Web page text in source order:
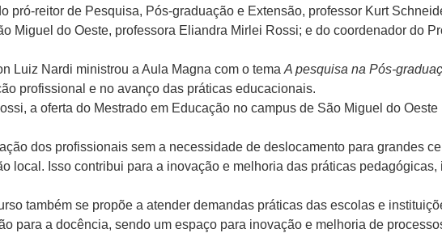
pró-reitor de Pesquisa, Pós-graduação e Extensão, professor Kurt
Miguel do Oeste, professora Eliandra Mirlei Rossi; e do coordenador do
Luiz Nardi ministrou a Aula Magna com o tema A pesquisa na Pós-
profissional e no avanço das práticas educacionais.
a oferta do Mestrado em Educação no campus de São Miguel do
dos profissionais sem a necessidade de deslocamento para grandes
local. Isso contribui para a inovação e melhoria das práticas
também se propõe a atender demandas práticas das escolas e
para a docência, sendo um espaço para inovação e melhoria de